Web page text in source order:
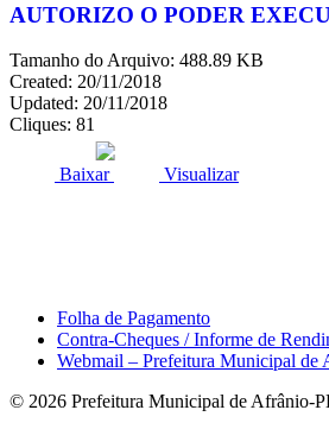
AUTORIZO O PODER
Tamanho do Arquivo: 488.89 KB
Created: 20/11/2018
Updated: 20/11/2018
Cliques: 81
Baixar Visualizar
Folha de Pagamento
Contra-Cheques / Informe de
Webmail – Prefeitura Municipal de
© 2026 Prefeitura Municipal de Afrânio-